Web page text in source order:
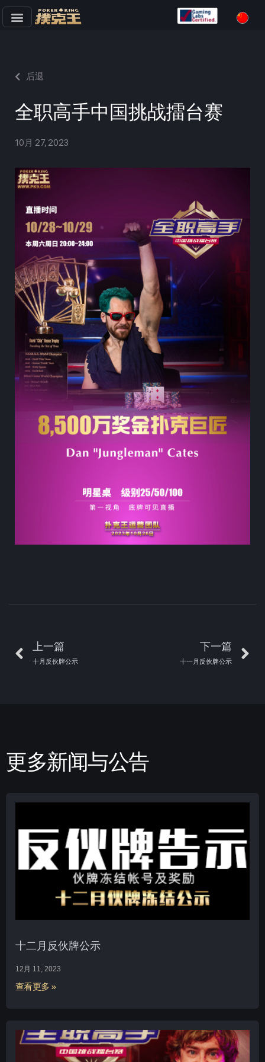
文
后退
全职高手中国挑战擂台赛
10月 27, 2023
上一篇
十月反伙牌公示
下一篇
十一月反伙牌公示
更多新闻与公告
十二月反伙牌公示
12月 11, 2023
查看更多 »